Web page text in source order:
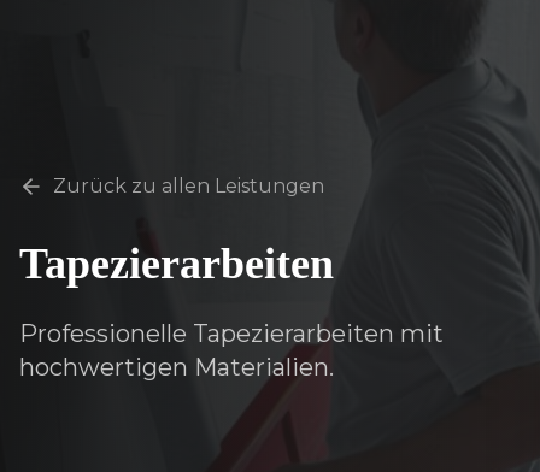
Zurück zu allen Leistungen
Tapezierarbeiten
Professionelle Tapezierarbeiten mit
hochwertigen Materialien.